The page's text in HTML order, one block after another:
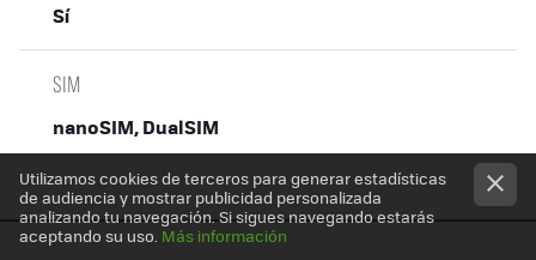
Sí
SIM
nanoSIM, DualSIM
Utilizamos cookies de terceros para generar estadísticas
de audiencia y mostrar publicidad personalizada
analizando tu navegación. Si sigues navegando estarás
aceptando su uso. Más información